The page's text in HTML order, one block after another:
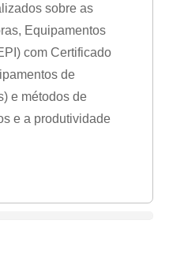
sobre as
Equipamentos
com Certificado
de
e métodos de
e a produtividade